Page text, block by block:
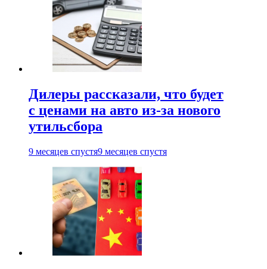
Дилеры рассказали, что будет
с ценами на авто из-за нового
утильсбора
9 месяцев спустя9 месяцев спустя